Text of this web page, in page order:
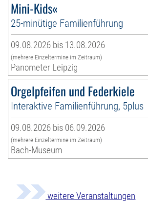
Mini-Kids«
25-minütige Familienführung
09.08.2026 bis 13.08.2026
(mehrere Einzeltermine im Zeitraum)
Panometer Leipzig
Orgelpfeifen und Federkiele
Interaktive Familienführung, 5plus
09.08.2026 bis 06.09.2026
(mehrere Einzeltermine im Zeitraum)
Bach-Museum
weitere Veranstaltungen